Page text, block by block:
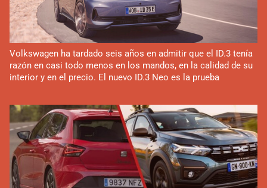
Volkswagen ha tardado seis años en admitir que el ID.3 tenía
razón en casi todo menos en los mandos, en la calidad de su
interior y en el precio. El nuevo ID.3 Neo es la prueba